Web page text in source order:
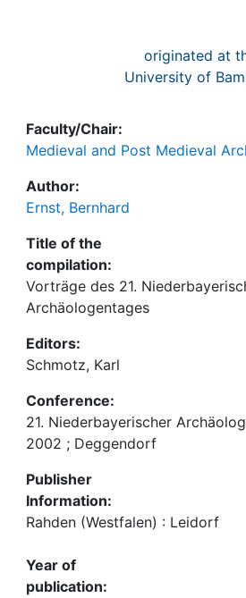
originated at
University of
Faculty/Chair:
Medieval and Post Medieval
Author:
Ernst, Bernhard
Title of the
compilation:
Vorträge des 21.
Archäologentages
Editors:
Schmotz, Karl
Conference:
21. Niederbayerischer
2002 ; Deggendorf
Publisher
Information:
Rahden (Westfalen) : Leidorf
Year of
publication: